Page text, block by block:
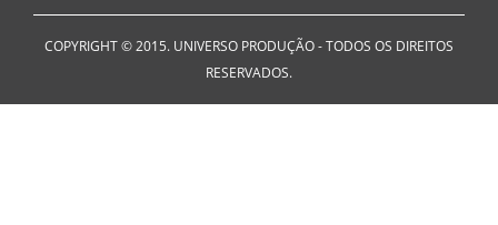
COPYRIGHT © 2015. UNIVERSO PRODUÇÃO - TODOS OS DIREITOS
RESERVADOS.